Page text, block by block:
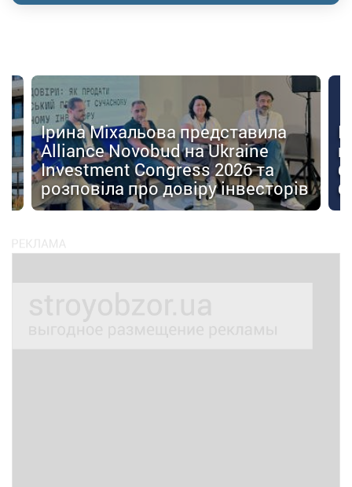
Ірина Міхальова представила
Alliance Novobud на Ukraine
Investment Congress 2026 та
розповіла про довіру інвесторів